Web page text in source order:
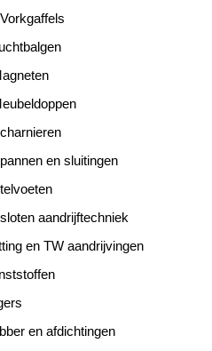
Vorkgaffels
en sluitingen
aandrijftechniek
en TW aandrijvingen
en afdichtingen